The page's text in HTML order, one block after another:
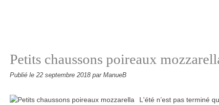
Petits chaussons poireaux
Publié le 22 septembre 2018 par ManueB
L'été n’est pas terminé